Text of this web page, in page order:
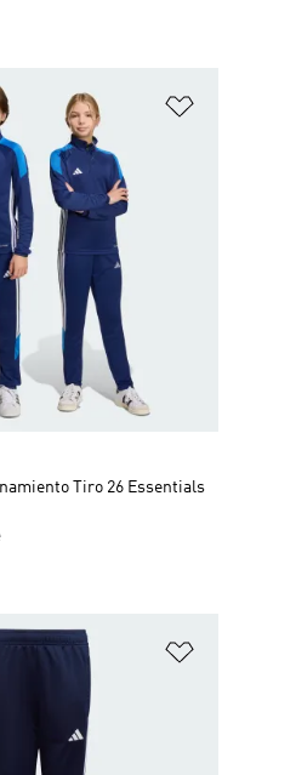
Tiro 26 Essentials